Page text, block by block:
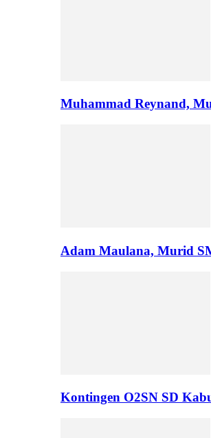
Muhammad Reynand,
Adam Maulana, Murid
Kontingen O2SN SD